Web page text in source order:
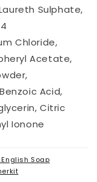
Sulphate,
Chloride,
Acetate,
Acid,
Citric
Ionone
English Soap